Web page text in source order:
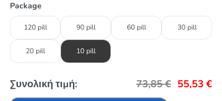
Package
120 pill 90 pill 60 pill 30 pill
20 pill 10 pill
Συνολική τιμή: 73,85€ 55,53 €